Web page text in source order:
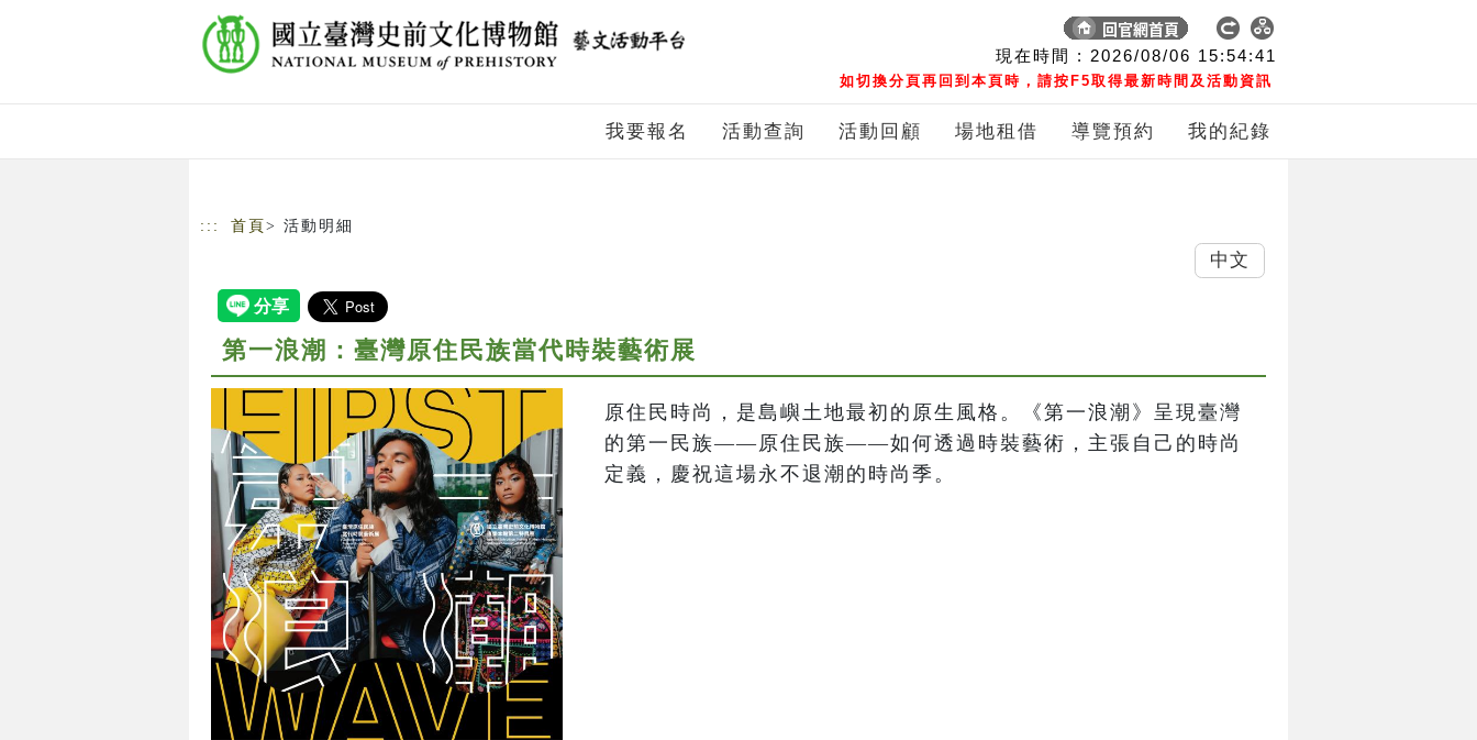
現在時間 : 2026/08/06 15:54:42
如切換分頁再回到本頁時，請按F5取得最新時間及活動資訊
我要報名 活動查詢 活動回顧 場地租借 導覽預約 我的紀錄
::: 首頁 > 活動明細
第一浪潮：臺灣原住民族當代時裝藝術展
原住民時尚，是島嶼土地最初的原生風格。《第一浪潮》呈現臺灣
的第一民族——原住民族——如何透過時裝藝術，主張自己的時尚
定義，慶祝這場永不退潮的時尚季。